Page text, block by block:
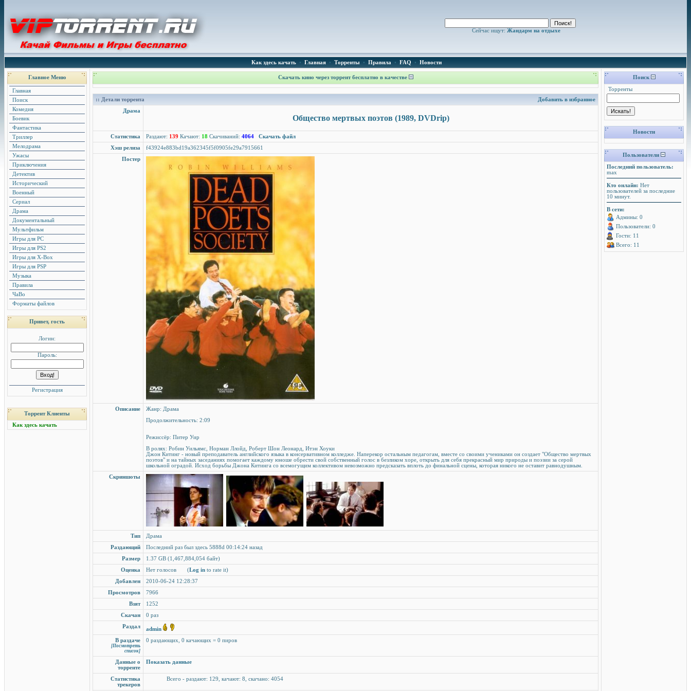
Сейчас ищут: Жандарм на отдыхе
Как здесь качать• Главная• Торренты• Правила • FAQ • Новости
Главное Меню
Главная
Поиск
Комедия
Боевик
Фантастика
Триллер
Мелодрама
Ужасы
Приключения
Детектив
Исторический
Военный
Сериал
Драма
Документальный
Мультфильм
Игры для PC
Игры для PS2
Игры для X-Box
Игры для PSP
Музыка
Правила
ЧаВо
Форматы файлов
Привет, гость
Логин:
Пароль:
Регистрация
Торрент Клиенты
Как здесь качать
Скачать кино через торрент бесплатно в качестве
:: Детали торрента
Добавить в избранное
Драма
Общество мертвых поэтов (1989, DVDrip)
Статистика Раздают: 139 Качают: 18 Скачиваний: 4064
Скачать файл
Хэш релиза
f43924e883bd19a362345f5f0905fe29a7915661
Постер
Описание
Жанр: Драма
Продолжительность: 2:09
Режиссёр: Питер Уир
В ролях: Робин Уильямс, Норман Ллойд, Роберт Шон Леонард, Итэн Хоуки
Джон Китинг - новый преподаватель английского языка в консервативном колледже. Наперекор остальным педагогам, вместе со своими учениками он создает "Общество мертвых
поэтов" и на тайных заседаниях помогает каждому юноше обрести свой собственный голос в безликом хоре, открыть для себя прекрасный мир природы и поэзии за серой
школьной оградой. Исход борьбы Джона Китинга со всемогущим коллективом невозможно предсказать вплоть до финальной сцены, которая никого не оставит равнодушным.
Скриншоты
Тип
Драма
Раздающий
Последний раз был здесь 5888d 00:14:24 назад
Размер
1.37 GB (1,467,884,054 байт)
Оценка
Нет голосов (Log in to rate it)
Добавлен
2010-06-24 12:28:37
Просмотров
7966
Взят
1252
Скачан
0 раз
Раздал
admin
В раздаче
[Посмотреть
список]
0 раздающих, 0 качающих = 0 пиров
Данные о
торренте
Показать данные
Статистика
трекеров
Всего - раздают: 129, качают: 8, скачано: 4054
Поиск
Торренты
Новости
Пользователи
Последний пользователь:
max
Кто онлайн: Нет
пользователей за последние
10 минут.
В сети:
Админы: 0
Пользователи: 0
Гости: 11
Всего: 11